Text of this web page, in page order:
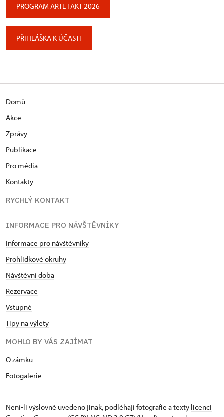
PROGRAM ARTE FAKT 2026
PŘIHLÁŠKA K ÚČASTI
Domů
Akce
Zprávy
Publikace
Pro média
Kontakty
RYCHLÝ KONTAKT
INFORMACE PRO NÁVŠTĚVNÍKY
Informace pro návštěvníky
Prohlídkové okruhy
Návštěvní doba
Rezervace
Vstupné
Tipy na výlety
MOHLO BY VÁS ZAJÍMAT
O zámku
Fotogalerie
Není-li výslovně uvedeno jinak, podléhají fotografie a texty licenci